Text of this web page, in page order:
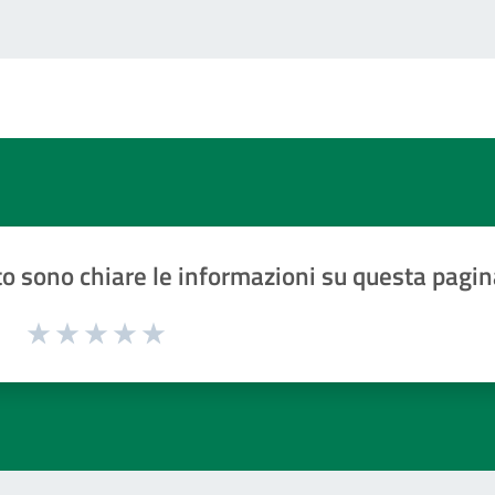
sono chiare le informazioni su questa
1 a 5 stelle la pagina